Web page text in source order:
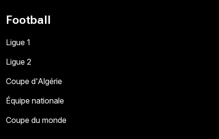
Football
Ligue 1
Ligue 2
Coupe d'Algérie
Équipe nationale
Coupe du monde